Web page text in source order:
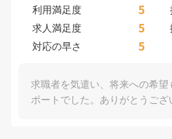
利用満足度 5
求人満足度 5
対応の早さ 5
求職者を気遣い、将来への希
ポートでした。ありがとうござ